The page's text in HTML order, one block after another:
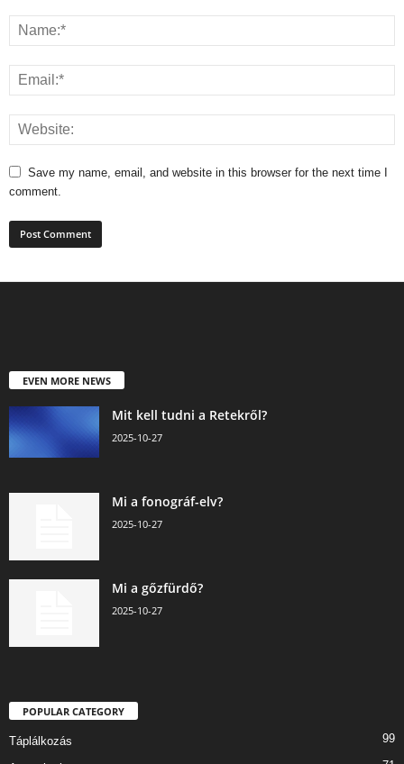
Save my name, email, and website in this browser for the next time I
comment.
EVEN MORE NEWS
Mit kell tudni a Retekről?
2025-10-27
Mi a fonográf-elv?
2025-10-27
Mi a gőzfürdő?
2025-10-27
POPULAR CATEGORY
Táplálkozás 99